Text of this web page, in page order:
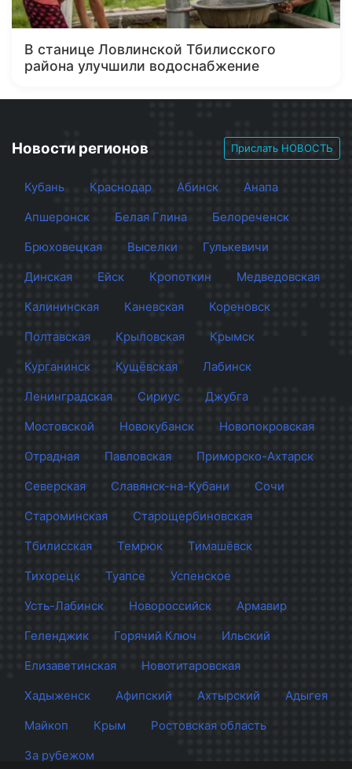
В станице Ловлинской Тбилисского
района улучшили водоснабжение
Новости регионов Прислать НОВОСТЬ
Кубань Краснодар Абинск
Анапа
Апшеронск
Белая Глина
Белореченск
Брюховецкая
Выселки
Гулькевичи
Динская
Ейск Кропоткин
Медведовская
Калининская
Каневская
Кореновск
Полтавская
Крыловская
Крымск
Курганинск
Кущёвская
Лабинск
Ленинградская
Сириус
Джубга
Мостовской
Новокубанск
Новопокровская
Отрадная
Павловская
Приморско-Ахтарск
Северская
Славянск-на-Кубани
Сочи
Староминская
Старощербиновская
Тбилисская
Темрюк
Тимашёвск
Тихорецк
Туапсе
Успенское
Усть-Лабинск
Новороссийск
Армавир
Геленджик
Горячий Ключ
Ильский
Елизаветинская
Новотитаровская
Хадыженск
Афипский Ахтырский
Адыгея
Майкоп
Крым
Ростовская область
За рубежом